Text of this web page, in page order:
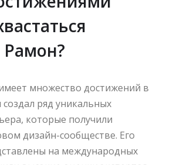
множество достижений в
ряд уникальных
которые получили
дизайн-сообществе. Его
на международных